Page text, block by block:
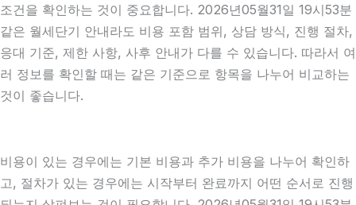
조건을 확인하는 것이 중요합니다. 2026년05월31일 19시53분
같은 월세단기 안내라도 비용 포함 범위, 상담 방식, 진행 절차,
응대 기준, 제한 사항, 사후 안내가 다를 수 있습니다. 따라서 여
러 정보를 확인할 때는 같은 기준으로 항목을 나누어 비교하는
것이 좋습니다.
비용이 있는 경우에는 기본 비용과 추가 비용을 나누어 확인하
고, 절차가 있는 경우에는 시작부터 완료까지 어떤 순서로 진행